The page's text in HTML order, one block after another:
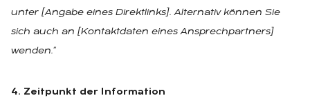
unter [Angabe eines Direktlinks]. Alternativ können Sie
sich auch an [Kontaktdaten eines Ansprechpartners]
wenden.“
4. Zeitpunkt der Information